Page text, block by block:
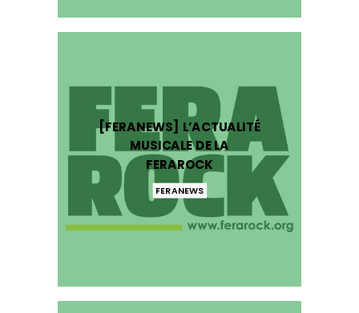
[FERANEWS] L’ACTUALITÉ
MUSICALE DE LA
FERAROCK
FERANEWS